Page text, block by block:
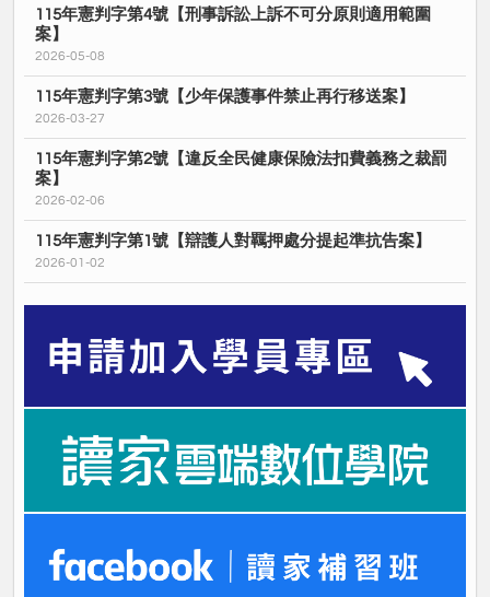
115年憲判字第4號【刑事訴訟上訴不可分原則適用範圍
案】
2026-05-08
115年憲判字第3號【少年保護事件禁止再行移送案】
2026-03-27
115年憲判字第2號【違反全民健康保險法扣費義務之裁罰
案】
2026-02-06
115年憲判字第1號【辯護人對羈押處分提起準抗告案】
2026-01-02